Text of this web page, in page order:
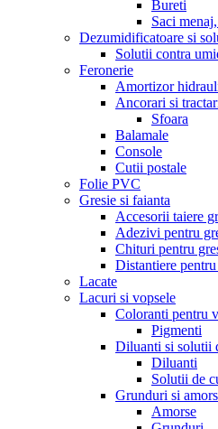
Bureti
Saci
Dezumidificatoare si
Solutii contra
Feronerie
Amortizor
Ancorari si
Sfoara
Balamale
Console
Cutii postale
Folie PVC
Gresie si faianta
Accesorii taiere
Adezivi pentru
Chituri pentru
Distantiere
Lacate
Lacuri si vopsele
Coloranti pentru
Pigmenti
Diluanti si solutii
Diluanti
Solutii de
Grunduri si
Amorse